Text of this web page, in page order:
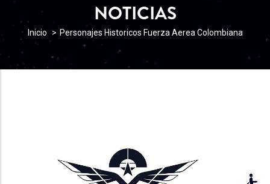
NOTICIAS
SOBRESCRIBIR
ENLACES
DE
NAVEGACIÓN
Inicio Personajes Historicos Fuerza Aerea Colombiana